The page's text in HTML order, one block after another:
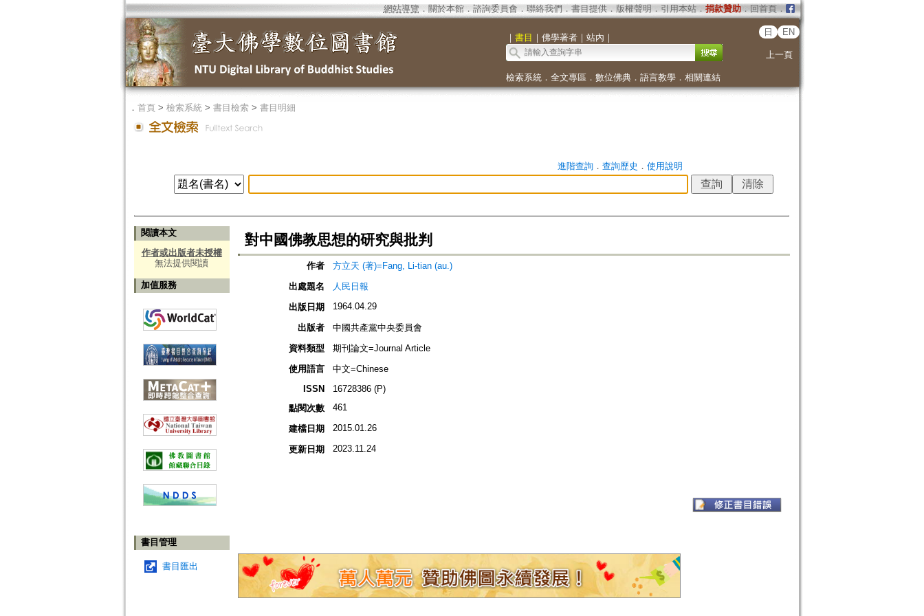
網站導覽 ． 關於本館． 諮詢委員會． 聯絡我們 ． 書目提供． 版權聲明 ． 引用本站． 捐款贊助．回首頁．
｜ 書目 ｜ 佛學著者｜ 站內 ｜
日 EN
上一頁
檢索系統． 全文專區 ． 數位佛典． 語言教學． 相關連結
． 首頁> 檢索系統> 書目檢索> 書目明細
進階查詢． 查詢歷史 ． 使用說明
閱讀本文
作者或出版者未授權
無法提供閱讀
加值服務
書目管理
書目匯出
對中國佛教思想的研究與批判
作者
方立天 (著)=Fang, Li-tian (au.)
出處題名
人民日報
出版日期
1964.04.29
出版者
中國共產黨中央委員會
資料類型
期刊論文=Journal Article
使用語言
中文=Chinese
ISSN
16728386 (P)
點閱次數
461
建檔日期 2015.01.26
更新日期 2023.11.24